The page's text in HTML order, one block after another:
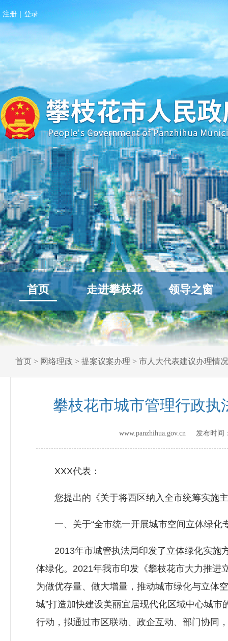
注册 | 登录
首页 走进攀枝花 领导之窗
首页 > 网络理政 > 提案议案办理 > 市人大代表建议办理情况
攀枝花市城市管理行政执
www.panzhihua.gov.cn 发布时间
XXX代表：
您提出的《关于将西区纳入全市统筹实施主
一、关于“全市统一开展城市空间立体绿化
2013年市城管执法局印发了立体绿化实施方
体绿化。2021年我市印发《攀枝花市大力推进
为做优存量、做大增量，推动城市绿化与立体
城”打造加快建设美丽宜居现代化区域中心城
行动，拟通过市区联动、政企互动、部门协同